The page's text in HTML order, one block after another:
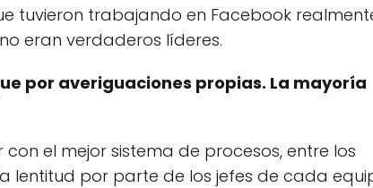
tuvieron trabajando en Facebook
eran verdaderos líderes.
por averiguaciones propias. La mayoría
el mejor sistema de procesos, entre los
lentitud por parte de los jefes de cada